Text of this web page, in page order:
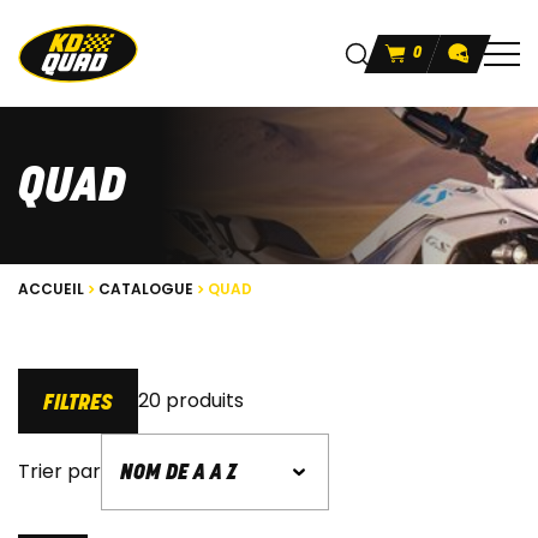
0
QUAD
ACCUEIL CATALOGUE QUAD
FILTRES 20 produits
Trier par